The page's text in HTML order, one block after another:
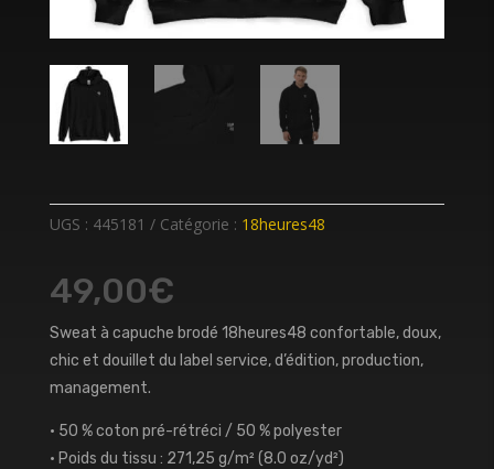
UGS : 445181 Catégorie : 18heures48
49,00€
Sweat à capuche brodé 18heures48 confortable, doux,
chic et douillet du label service, d’édition, production,
management.
• 50 % coton pré-rétréci / 50 % polyester
• Poids du tissu : 271,25 g/m² (8.0 oz/yd²)